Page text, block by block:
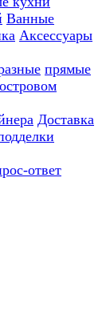
Ванные
Аксессуары
прямые
Доставка
ответ